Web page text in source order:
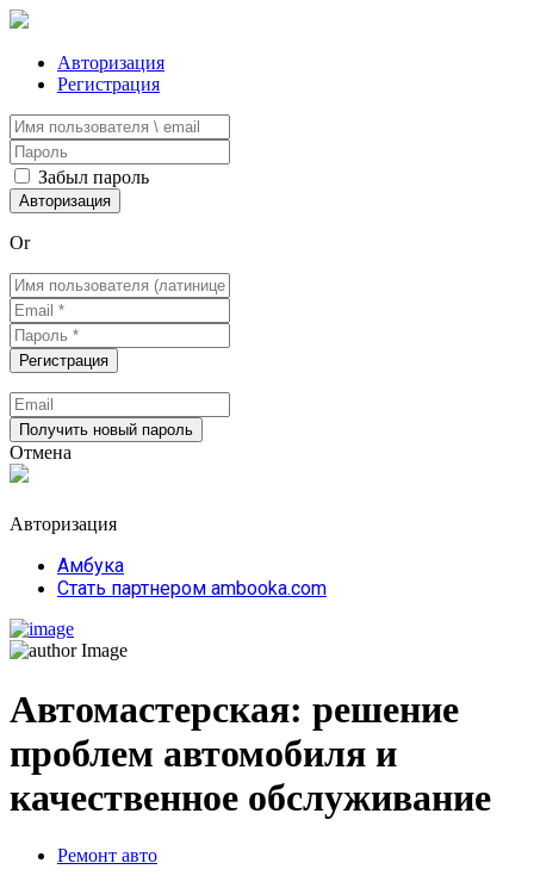
Авторизация
Регистрация
Забыл пароль
Or
Отмена
Авторизация
Амбука
Стать партнером ambooka.com
Автомастерская: решение
проблем автомобиля и
качественное обслуживание
Ремонт авто